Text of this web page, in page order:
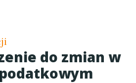
do zmian w